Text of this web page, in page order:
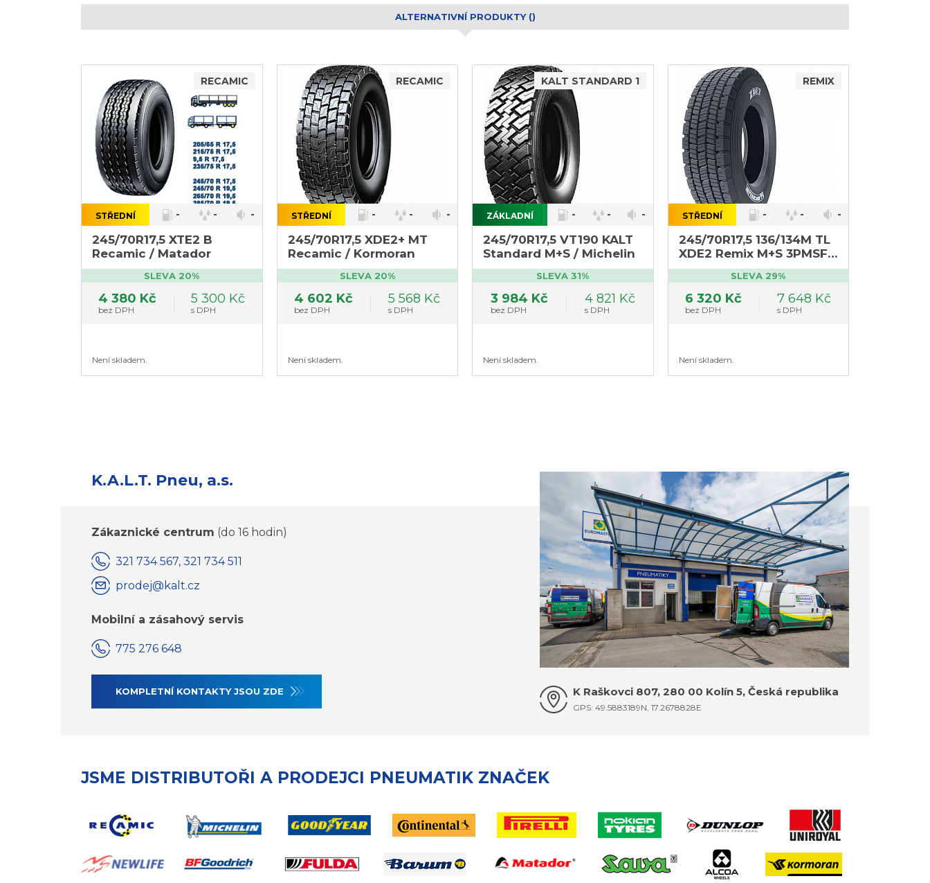
ALTERNATIVNÍ PRODUKTY ()
RECAMIC
STŘEDNÍ - - -
245/70R17,5 XTE2 B
Recamic / Matador
SLEVA 20%
4 380 Kč
bez DPH
5 300 Kč
s DPH
Není skladem.
RECAMIC
STŘEDNÍ - - -
245/70R17,5 XDE2+ MT
Recamic / Kormoran
SLEVA 20%
4 602 Kč
bez DPH
5 568 Kč
s DPH
Není skladem.
KALT STANDARD 1
ZÁKLADNÍ - - -
245/70R17,5 VT190 KALT
Standard M+S / Michelin
SLEVA 31%
3 984 Kč
bez DPH
4 821 Kč
s DPH
Není skladem.
REMIX
STŘEDNÍ - - -
245/70R17,5 136/134M TL
XDE2 Remix M+S 3PMSF /
Michelin
SLEVA 29%
6 320 Kč
bez DPH
7 648 Kč
s DPH
Není skladem.
K.A.L.T. Pneu, a.s.
Zákaznické centrum (do 16 hodin)
321 734 567, 321 734 511
prodej@kalt.cz
Mobilní a zásahový servis
775 276 648
KOMPLETNÍ KONTAKTY JSOU ZDE K Raškovci 807, 280 00 Kolín 5, Česká republika
GPS: 49.5883189N, 17.2678828E
JSME DISTRIBUTOŘI A PRODEJCI PNEUMATIK ZNAČEK